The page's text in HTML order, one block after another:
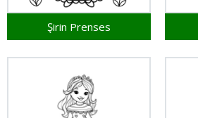
Şirin Prenses